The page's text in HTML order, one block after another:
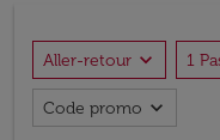
Aller-retour expand_more 1
Code promo expand_more